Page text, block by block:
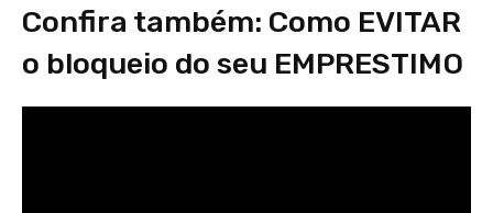
Confira também: Como EVITAR
o bloqueio do seu EMPRESTIMO